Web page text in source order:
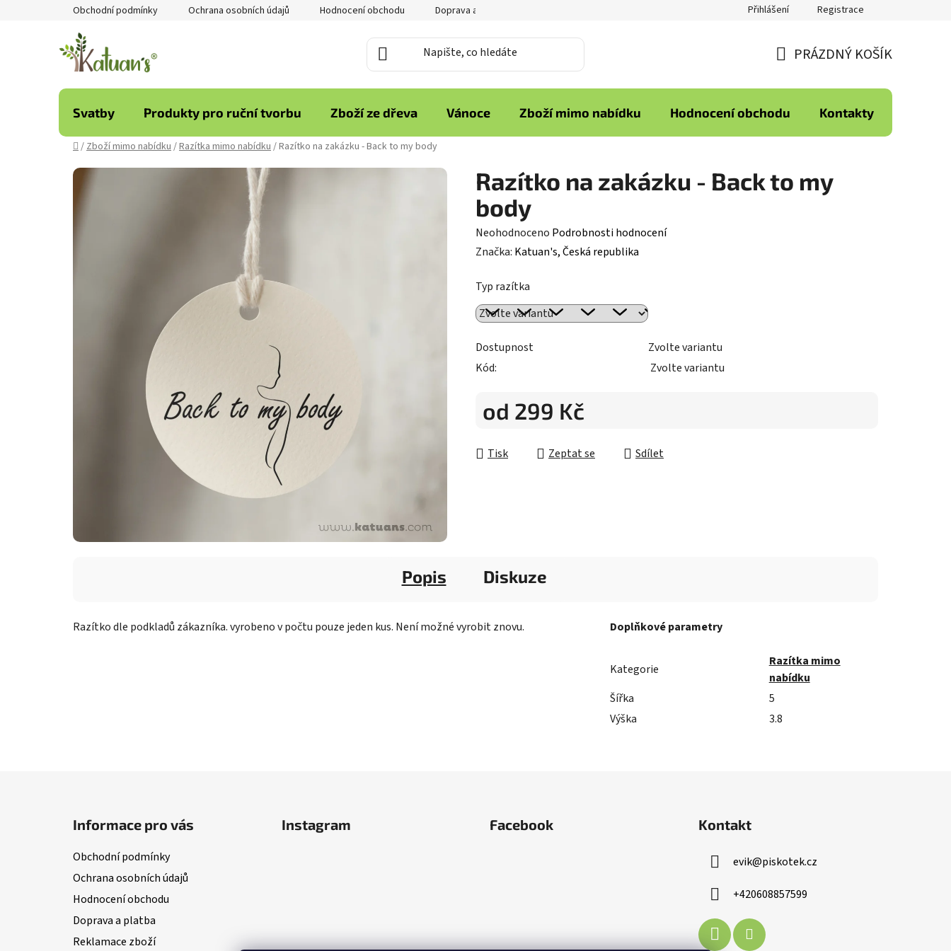
Obchodní podmínky Ochrana osobních údajů Hodnocení obchodu Doprava a platba Přihlášení Registrace
KOŠÍK
PRÁZDNÝ KOŠÍK
Svatby Produkty pro ruční tvorbu Zboží ze dřeva Vánoce Zboží mimo nabídku Hodnocení obchodu Kontakty
Domů
/Zboží mimo nabídku/Razítka mimo nabídku/Razítko na zakázku - Back to my body
Razítko na zakázku - Back to my
body
Průměrné
hodnocení
je
0,0
z
5
hvězdiček.
Neohodnoceno Podrobnosti hodnocení
Značka: Katuan's, Česká republika
Typ razítka
Dostupnost
Zvolte variantu
Kód:
Zvolte variantu
od 299 Kč
Tisk
Zeptat se Sdílet
Popis Diskuze
Razítko dle podkladů zákazníka. vyrobeno v počtu pouze jeden kus. Není možné vyrobit znovu. Doplňkové parametry
Kategorie
Razítka mimo
nabídku
Šířka
5
Výška
3.8
Informace pro vás
Obchodní podmínky
Ochrana osobních údajů
Hodnocení obchodu
Doprava a platba
Reklamace zboží
Instagram Facebook Kontakt
evik@piskotek.cz
+420608857599